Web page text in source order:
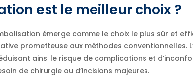
est le meilleur choix ?
émerge comme le choix le plus sûr et
prometteuse aux méthodes conventionnelles.
ainsi le risque de complications et
de chirurgie ou d’incisions majeures.